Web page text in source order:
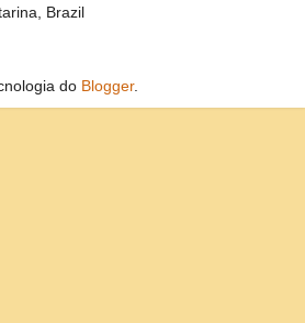
Brazil
do Blogger.